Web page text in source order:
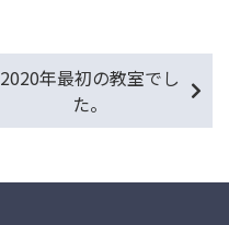
2020年最初の教室でし
た。